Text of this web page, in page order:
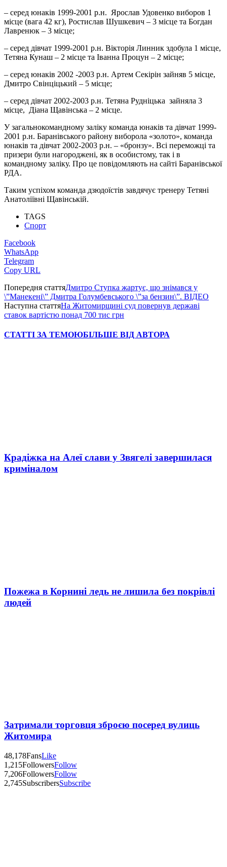
– серед юнаків 1999-2001 р.н. Ярослав Удовенко виборов 1
місце (вага 42 кг), Ростислав Шушкевич – 3 місце та Богдан
Лавренюк – 3 місце;
– серед дівчат 1999-2001 р.н. Вікторія Линник здобула 1 місце,
Тетяна Кунаш – 2 місце та Іванна Процун – 2 місце;
– серед юнаків 2002 -2003 р.н. Артем Секірін зайняв 5 місце,
Дмитро Свінціцький – 5 місце;
– серед дівчат 2002-2003 р.н. Тетяна Рудніцька зайняла 3
місце, Діана Щавінська – 2 місце.
У загальнокомандному заліку команда юнаків та дівчат 1999-
2001 р.н. Баранівського району виборола «золото», команда
юнаків та дівчат 2002-2003 р.н. – «бронзу». Всі переможці та
призери були нагороджені, як в особистому, так і в
командному заліку. Про це повідомляють на сайті Баранівської
РДА.
Таким успіхом команда дзюдоїстів завдячує тренеру Тетяні
Анатоліївні Щавінській.
TAGS
Спорт
Facebook
WhatsApp
Telegram
Copy URL
Попередня статтяДмитро Ступка жартує, що знімався у
\”Манекені\” Дмитра Голумбевського \”за бензин\”. ВІДЕО
Наступна статтяНа Житомирщині суд повернув державі
ставок вартістю понад 700 тис грн
СТАТТІ ЗА ТЕМОЮБІЛЬШЕ ВІД АВТОРА
Крадіжка на Алеї слави у Звягелі завершилася
криміналом
Пожежа в Корнині ледь не лишила без покрівлі
людей
Затримали торговця зброєю посеред вулиць
Житомира
48,178FansLike
1,215FollowersFollow
7,206FollowersFollow
2,745SubscribersSubscribe